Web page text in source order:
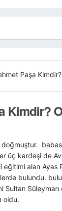
Paşa
Kimdir?
üç kardeşi de
alan Ayas
bulundu.
Süleyman
oldu.